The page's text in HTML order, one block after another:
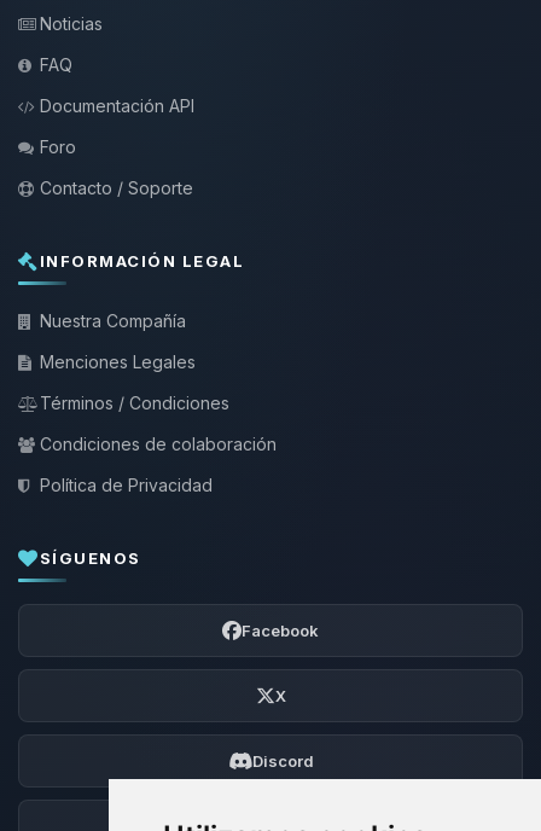
Noticias
FAQ
Documentación API
Foro
Contacto / Soporte
INFORMACIÓN LEGAL
Nuestra Compañía
Menciones Legales
Términos / Condiciones
Condiciones de colaboración
Política de Privacidad
SÍGUENOS
Facebook
X
Discord
Foro